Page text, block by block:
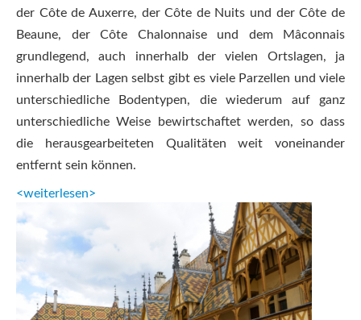
der Côte de Auxerre, der Côte de Nuits und der Côte de
Beaune, der Côte Chalonnaise und dem Mâconnais
grundlegend, auch innerhalb der vielen Ortslagen, ja
innerhalb der Lagen selbst gibt es viele Parzellen und viele
unterschiedliche Bodentypen, die wiederum auf ganz
unterschiedliche Weise bewirtschaftet werden, so dass
die herausgearbeiteten Qualitäten weit voneinander
entfernt sein können.
<weiterlesen>